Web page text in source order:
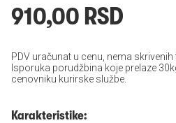
910,00 RSD
PDV uračunat u cenu, nema skrivenih
Isporuka porudžbina koje prelaze
cenovniku kurirske službe.
Karakteristike: